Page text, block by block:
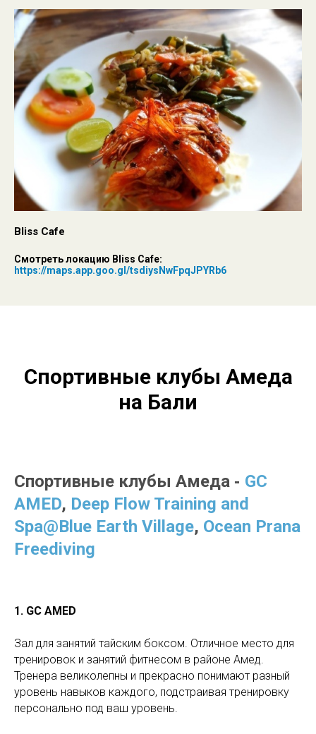
Bliss Cafe
Смотреть локацию Bliss Cafe:
https://maps.app.goo.gl/tsdiysNwFpqJPYRb6
Спортивные клубы Амеда
на Бали
Спортивные клубы Амеда - GC
AMED, Deep Flow Training and
Spa@Blue Earth Village, Ocean Prana
Freediving
1. GC AMED
Зал для занятий тайским боксом. Отличное место для
тренировок и занятий фитнесом в районе Амед.
Тренера великолепны и прекрасно понимают разный
уровень навыков каждого, подстраивая тренировку
персонально под ваш уровень.